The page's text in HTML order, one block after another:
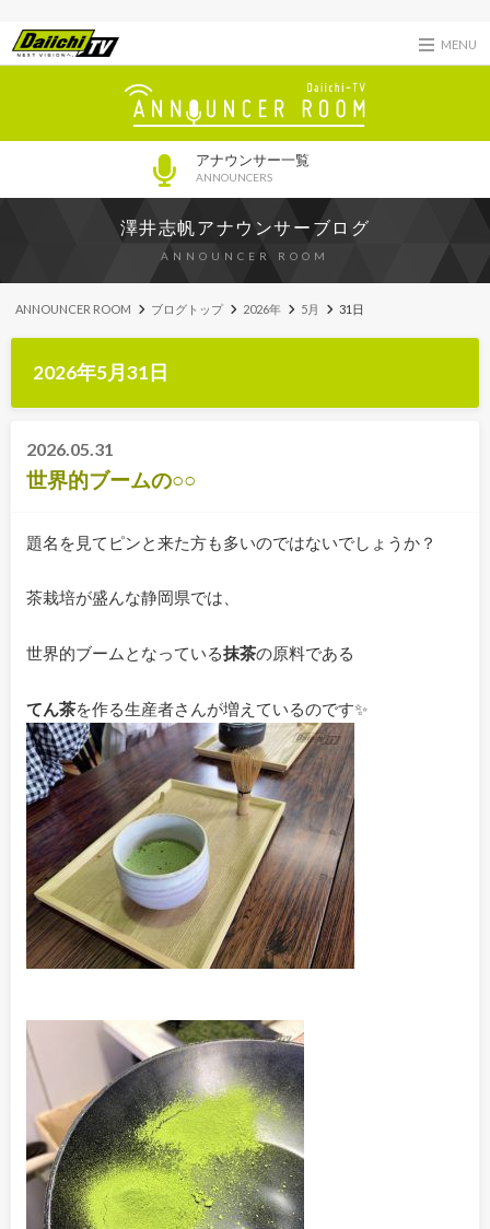
MENU
アナウンサー一覧
ANNOUNCERS
澤井志帆アナウンサーブログ
ANNOUNCER ROOM
ANNOUNCER ROOM ブログトップ 2026年 5月 31日
2026年5月31日
2026.05.31
世界的ブームの○○
題名を見てピンと来た方も多いのではないでしょうか？
茶栽培が盛んな静岡県では、
世界的ブームとなっている抹茶の原料である
てん茶を作る生産者さんが増えているのです✨